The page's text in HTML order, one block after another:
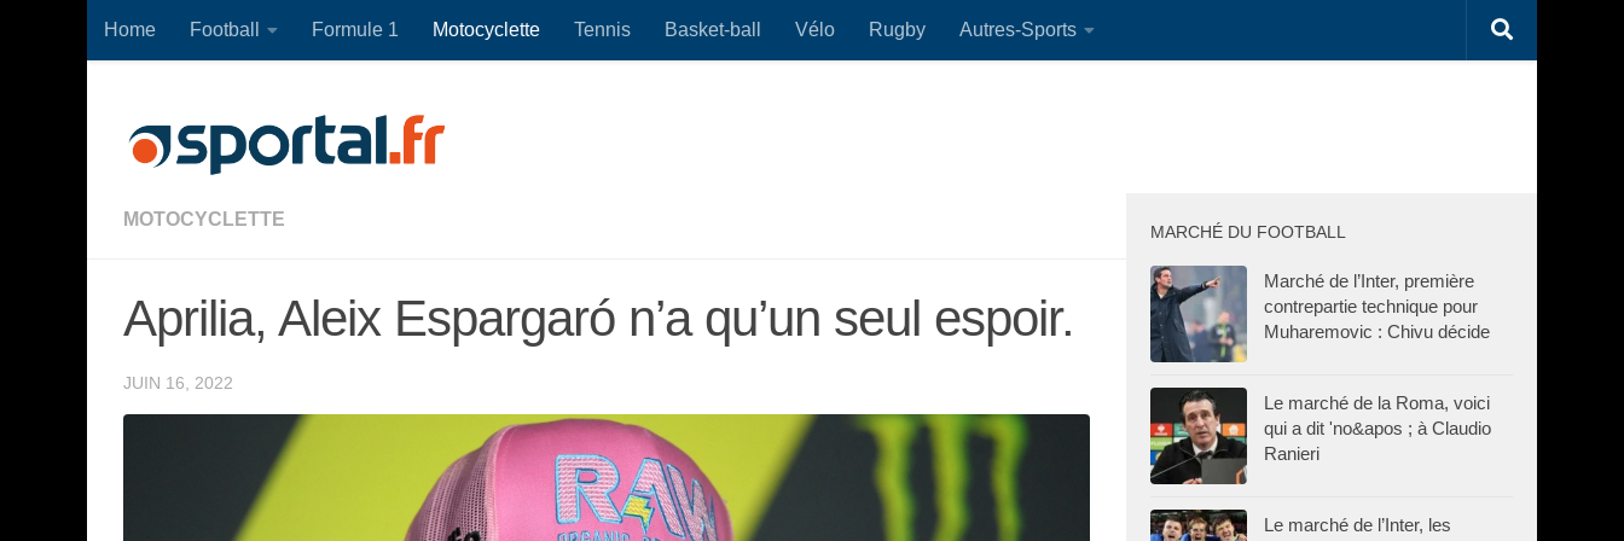
Skip to content
Home Football Formule 1 Motocyclette Tennis Basket-ball Vélo Rugby Autres-Sports
MOTOCYCLETTE
Aprilia, Aleix Espargaró n’a qu’un seul espoir.
JUIN 16, 2022
MARCHÉ DU FOOTBALL
Marché de l’Inter, première
contrepartie technique pour
Muharemovic : Chivu décide
Le marché de la Roma, voici
qui a dit 'no&apos ; à Claudio
Ranieri
Le marché de l’Inter, les